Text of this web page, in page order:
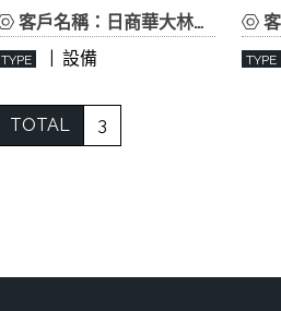
客戶名稱：日商華大林營造股份有限公司
TYPE | 設備
客
TYPE
TOTAL 3